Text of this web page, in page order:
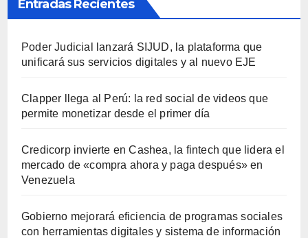
Entradas Recientes
Poder Judicial lanzará SIJUD, la plataforma que
unificará sus servicios digitales y al nuevo EJE
Clapper llega al Perú: la red social de videos que
permite monetizar desde el primer día
Credicorp invierte en Cashea, la fintech que lidera el
mercado de «compra ahora y paga después» en
Venezuela
Gobierno mejorará eficiencia de programas sociales
con herramientas digitales y sistema de información